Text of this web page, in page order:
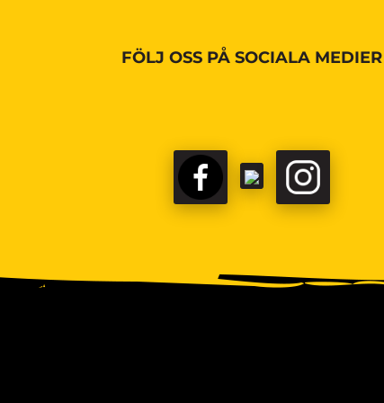
FÖLJ OSS PÅ SOCIALA MEDIER
FACEBOOKTIKTOK